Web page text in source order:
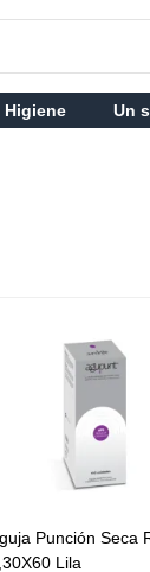
Higiene Un
Punción Seca
Lila